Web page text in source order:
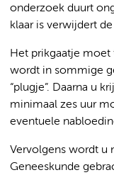
onderzoek duurt
klaar is verwijdert
Het prikgaatje
wordt in sommige
“plugje”. Daarna u
minimaal zes uur
eventuele
Vervolgens wordt u
Geneeskunde